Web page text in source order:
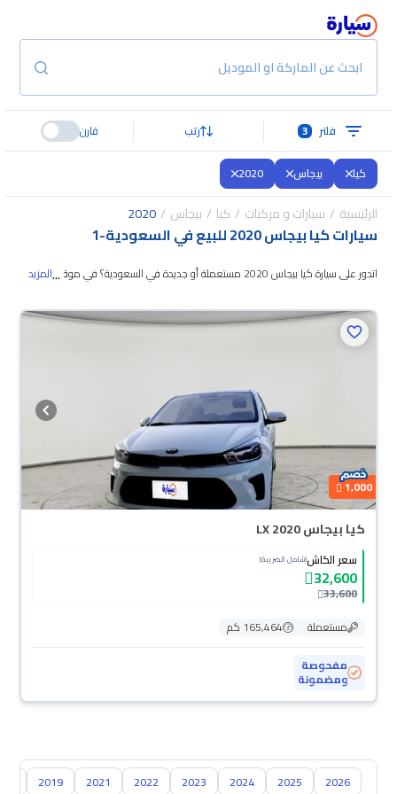
ابحث عن الماركة او الموديل
فلتر 3 رتب قارن
كيا بيجاس 2020
الرئيسية سيارات و مركبات كيا بيجاس 2020
سيارات كيا بيجاس 2020 للبيع في السعودية -
1
اتدور على سيارة كيا بيجاس 2020 مستعملة أو جديدة في السعودية؟ في موقع
كيا بيجاس 2020 المستعملة مضمونة ومفحوصة بأكثر من 200 نقطة وتقدر
...المزيد
1,000
كيا بيجاس LX 2020
سعر الكاش(شامل الضريبة)
32,600
33,600
مستعملة
165,464 كم
مفحوصة
ومضمونة
2026
2025
2024
2023
2022
2021
2019